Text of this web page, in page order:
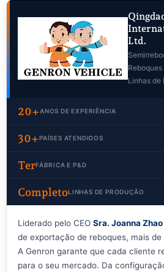
Ltd.
Reboques
Linhas de
20+ANOS DE EXPERIÊNCIA
30+PAÍSES ATENDIDOS
TerFÁBRICA E P&D
CompletoLINHAS DE PRODUÇÃO
Liderado pelo CEO Sra. Joanna Zhao
de exportação de reboques, mais
A Genron garante que cada cliente
para o seu mercado. Da